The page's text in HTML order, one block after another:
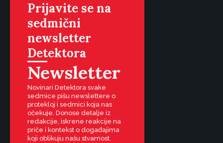
Prijavite se na
sedmični
newsletter
Detektora
Newsletter
Novinari Detektora svake
sedmice pišu newslettere o
protekloj i sedmici koja nas
očekuje. Donose detalje iz
redakcije, iskrene reakcije na
priče i kontekst o događajima
koji oblikuju našu stvarnost.